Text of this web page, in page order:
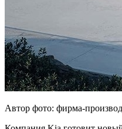
Автор фото: фирма-